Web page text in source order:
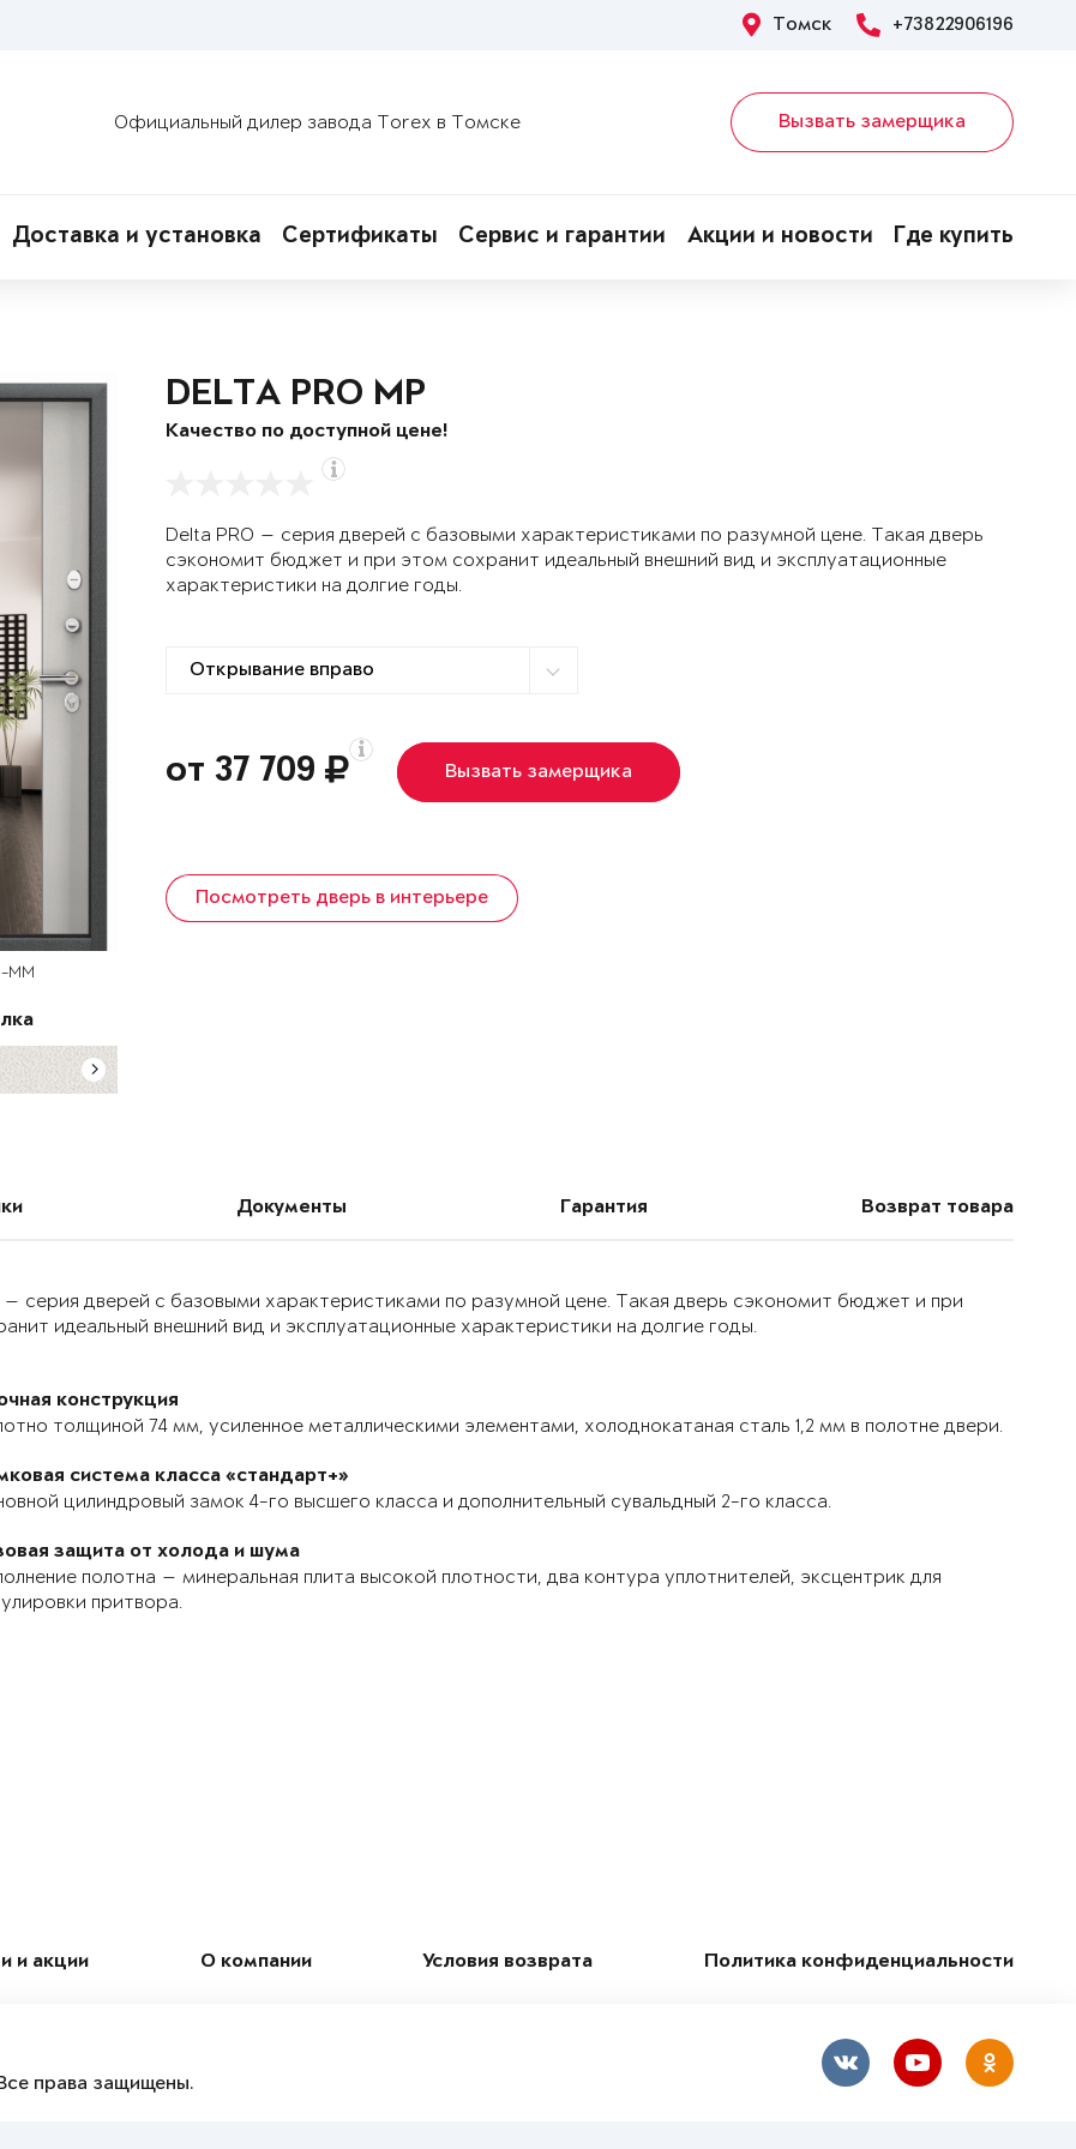
Томск +73822906196
Официальный дилер завода Torex в Томске Вызвать замерщика
Доставка и установка Сертификаты Сервис и гарантии Акции и новости Где купить
MM
DELTA PRO MP
Качество по доступной цене!
Delta PRO — серия дверей с базовыми характеристиками по разумной цене. Такая дверь
сэкономит бюджет и при этом сохранит идеальный внешний вид и эксплуатационные
характеристики на долгие годы.
от 37 709 Вызвать замерщика
Посмотреть дверь в интерьере
Документы Гарантия Возврат товара
— серия дверей с базовыми характеристиками по разумной цене. Такая дверь сэкономит бюджет и при
идеальный внешний вид и эксплуатационные характеристики на долгие годы.
конструкция
толщиной 74 мм, усиленное металлическими элементами, холоднокатаная сталь 1,2 мм в полотне двери.
система класса «стандарт+»
цилиндровый замок 4-го высшего класса и дополнительный сувальдный 2-го класса.
защита от холода и шума
полотна — минеральная плита высокой плотности, два контура уплотнителей, эксцентрик для
притвора.
и акции О компании Условия возврата Политика конфиденциальности
права защищены.